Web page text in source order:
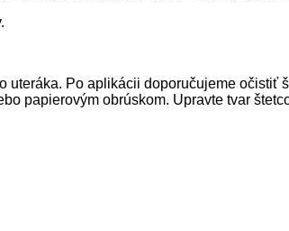
Po aplikácii doporučujeme
papierovým obrúskom. Upravte tvar